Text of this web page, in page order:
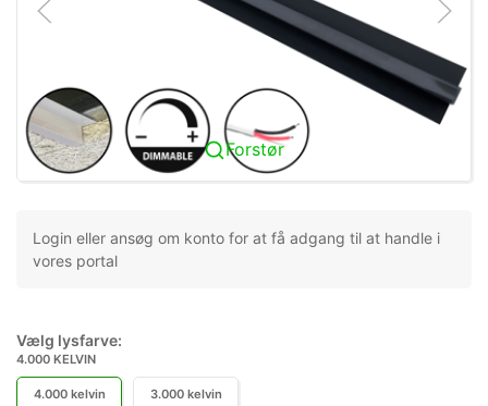
Forstør
Login eller ansøg om konto for at få adgang til at handle i
vores portal
Vælg lysfarve:
4.000 KELVIN
4.000 kelvin 3.000 kelvin